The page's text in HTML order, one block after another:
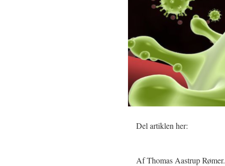
Del artiklen her:
Af Thomas Aastrup Rømer.